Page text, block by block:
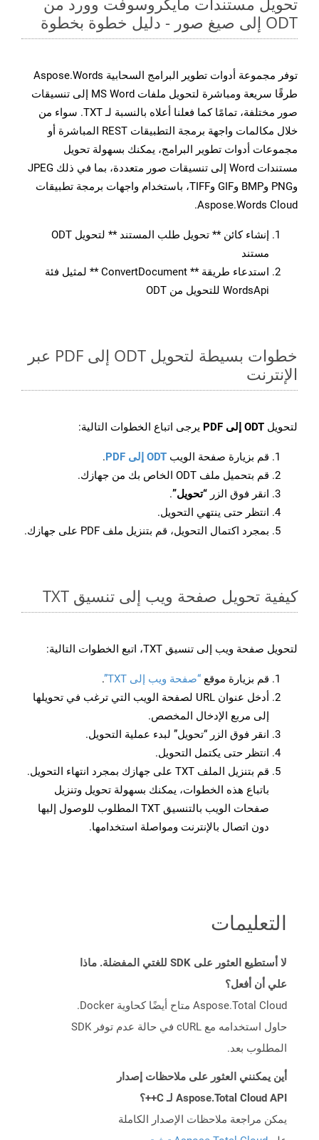
ODT إلى صيغ صور - دليل خطوة بخطوة
توفر مجموعة أدوات تطوير البرامج السحابية Aspose.Words
طرقًا سريعة ومباشرة لتحويل ملفات MS Word إلى تنسيقات
صور مختلفة، تمامًا كما فعلنا أعلاه بالنسبة لـ TXT. سواء من
خلال مكالمات واجهة برمجة التطبيقات REST المباشرة أو
مجموعات أدوات تطوير البرامج، يمكنك بسهولة تحويل
مستندات Word إلى تنسيقات صور متعددة، بما في ذلك JPEG
وPNG وBMP وGIF وTIFF، باستخدام واجهات برمجة تطبيقات
Aspose.Words Cloud.
إنشاء كائن ** تحويل طلب المستند ** لتحويل ODT
مستند
استدعاء طريقة ** ConvertDocument ** لمثيل فئة
WordsApi للتحويل من ODT
خطوات بسيطة لتحويل ODT إلى PDF عبر
الإنترنت
لتحويل ODT إلى PDF يرجى اتباع الخطوات التالية:
قم بزيارة صفحة الويب ODT إلى PDF
.
قم بتحميل ملف ODT الخاص بك من جهازك.
انقر فوق الزر “تحويل”.
انتظر حتى ينتهي التحويل.
بمجرد اكتمال التحويل، قم بتنزيل ملف PDF على جهازك.
كيفية تحويل صفحة ويب إلى تنسيق TXT
لتحويل صفحة ويب إلى تنسيق TXT، اتبع الخطوات التالية:
قم بزيارة موقع “صفحة ويب إلى TXT”
.
أدخل عنوان URL لصفحة الويب التي ترغب في تحويلها
إلى مربع الإدخال المخصص.
انقر فوق الزر “تحويل” لبدء عملية التحويل.
انتظر حتى يكتمل التحويل.
قم بتنزيل الملف TXT على جهازك بمجرد انتهاء التحويل.
باتباع هذه الخطوات، يمكنك بسهولة تحويل وتنزيل
صفحات الويب بالتنسيق TXT المطلوب للوصول إليها
دون اتصال بالإنترنت ومواصلة استخدامها.
التعليمات
لا أستطيع العثور على SDK للغتي المفضلة. ماذا
علي أن أفعل؟
Aspose.Total Cloud متاح أيضًا كحاوية Docker.
حاول استخدامه مع cURL في حالة عدم توفر SDK
المطلوب بعد.
أين يمكنني العثور على ملاحظات إصدار
Aspose.Total Cloud API لـ C++؟
يمكن مراجعة ملاحظات الإصدار الكاملة